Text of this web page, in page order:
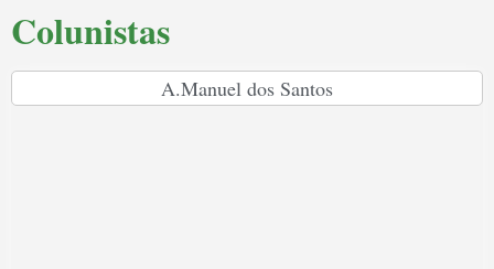
Colunistas
A.Manuel dos Santos